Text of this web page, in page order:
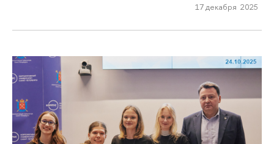
17 декабря 2025